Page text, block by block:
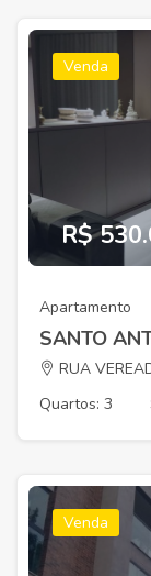
Venda
R$
Apartamento
SANTO
RUA
Quartos: 3
Venda